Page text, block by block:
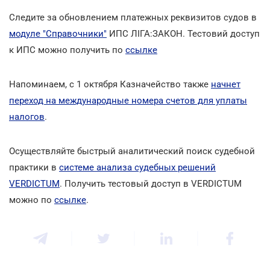
Следите за обновлением платежных реквизитов судов в
модуле "Справочники" ИПС ЛІГА:ЗАКОН. Тестовий доступ
к ИПС можно получить по ссылке
Напоминаем, с 1 октября Казначейство также начнет
переход на международные номера счетов для уплаты
налогов.
Осуществляйте быстрый аналитический поиск судебной
практики в системе анализа судебных решений
VERDICTUM. Получить тестовый доступ в VERDICTUM
можно по ссылке.